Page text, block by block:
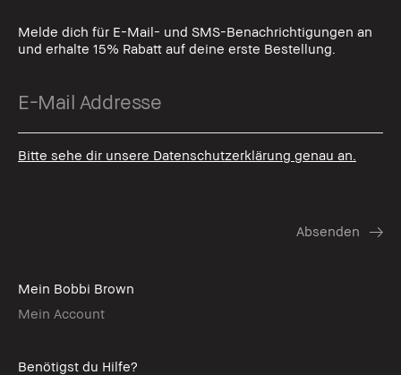
Melde dich für E-Mail- und SMS-Benachrichtigungen an
und erhalte 15% Rabatt auf deine erste Bestellung.
Bitte sehe dir unsere Datenschutzerklärung genau an.
Mein Bobbi Brown
Mein Account
Benötigst du Hilfe?